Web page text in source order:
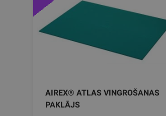
AIREX® ATLAS VINGROŠANAS
PAKLĀJS